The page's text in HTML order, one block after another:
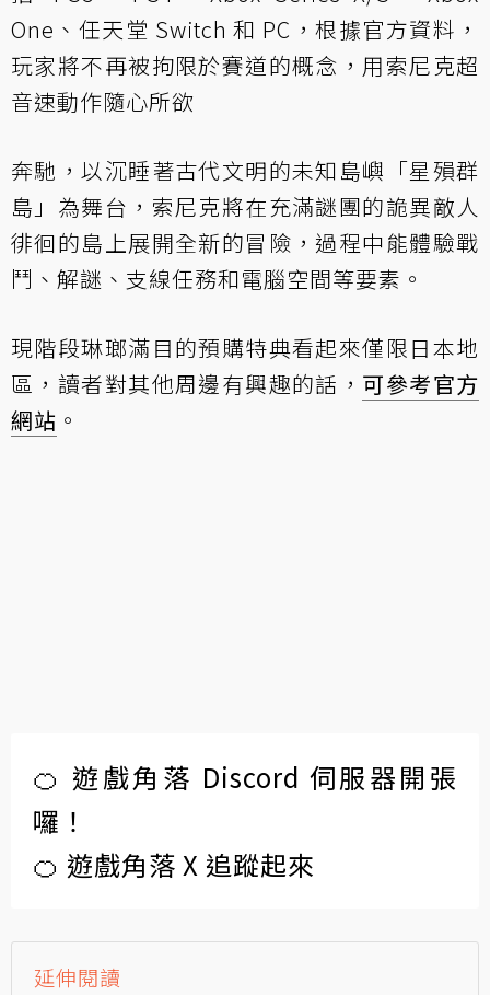
One、任天堂 Switch 和 PC，根據官方資料，
玩家將不再被拘限於賽道的概念，用索尼克超
音速動作隨心所欲
奔馳，以沉睡著古代文明的未知島嶼「星殞群
島」為舞台，索尼克將在充滿謎團的詭異敵人
徘徊的島上展開全新的冒險，過程中能體驗戰
鬥、解謎、支線任務和電腦空間等要素。
現階段琳瑯滿目的預購特典看起來僅限日本地
區，讀者對其他周邊有興趣的話， 可參考官方
網站 。
🍊 遊戲角落 Discord 伺服器開張
囉！
🍊 遊戲角落 X 追蹤起來
延伸閱讀